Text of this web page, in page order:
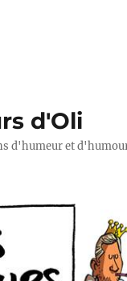
d'Oli
d'humeur et